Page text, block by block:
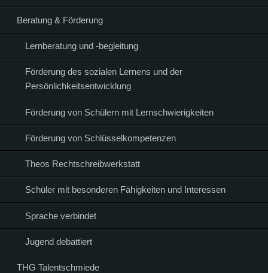
Beratung & Förderung
Lernberatung und -begleitung
Förderung des sozialen Lernens und der
Persönlichkeitsentwicklung
Förderung von Schülern mit Lernschwierigkeiten
Förderung von Schlüsselkompetenzen
Theos Rechtschreibwerkstatt
Schüler mit besonderen Fähigkeiten und Interessen
Sprache verbindet
Jugend debattiert
THG Talentschmiede